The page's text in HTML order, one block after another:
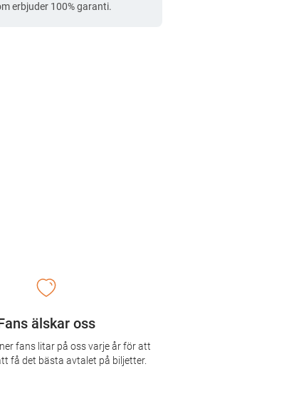
erbjuder 100% garanti.
älskar oss
fans litar på oss varje år för att
få det bästa avtalet på biljetter.